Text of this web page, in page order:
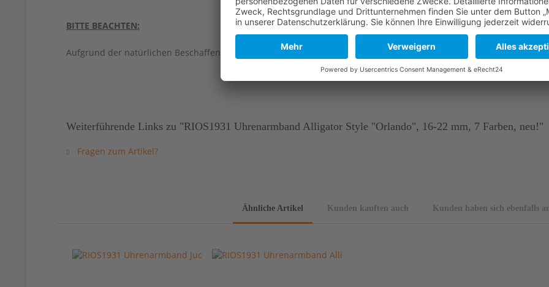
BITTE BEACHTEN:
Aufgrund der natürlichen Beschaffenheit von Leder und des Gerbprozesses kann es zu kleinen Unterschieden in
Weiterführende Links zu "RIOS1931 Uhrenarmband Alligator Style "Orlando", 16-22 mm, 7 Farben, neu!"
Fragen zum Artikel?
Ähnliche Artikel Kunden kauften auch Kunden haben sich ebenfalls